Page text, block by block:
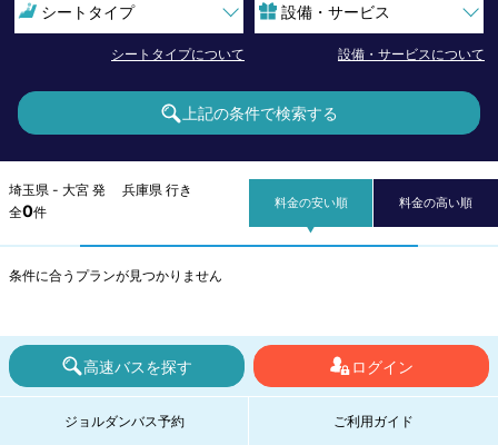
シートタイプ
シートタイプについて
設備・サービス
設備・サービスについて
上記の条件で検索する
埼玉県 - 大宮 発 兵庫県 行き
全0件
料金の安い順 料金の高い順
条件に合うプランが見つかりません
高速バスを探す ログイン
ジョルダンバス予約 ご利用ガイド